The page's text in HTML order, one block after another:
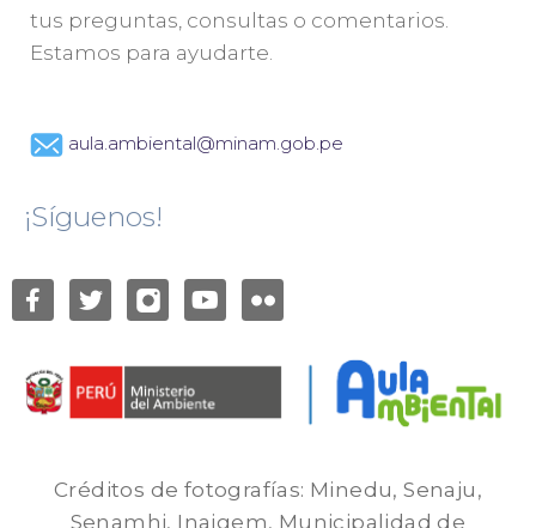
tus preguntas, consultas o comentarios.
Estamos para ayudarte.
aula.ambiental@minam.gob.pe
¡Síguenos!
Créditos de fotografías: Minedu, Senaju,
Senamhi, Inaigem, Municipalidad de